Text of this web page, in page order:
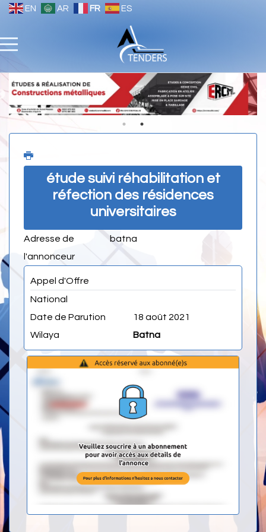
EN AR FR ES
étude suivi réhabilitation et
réfection des résidences
universitaires
Adresse de
l'annonceur
batna
Appel d'Offre
National
Date de Parution
18 août 2021
Wilaya
Batna